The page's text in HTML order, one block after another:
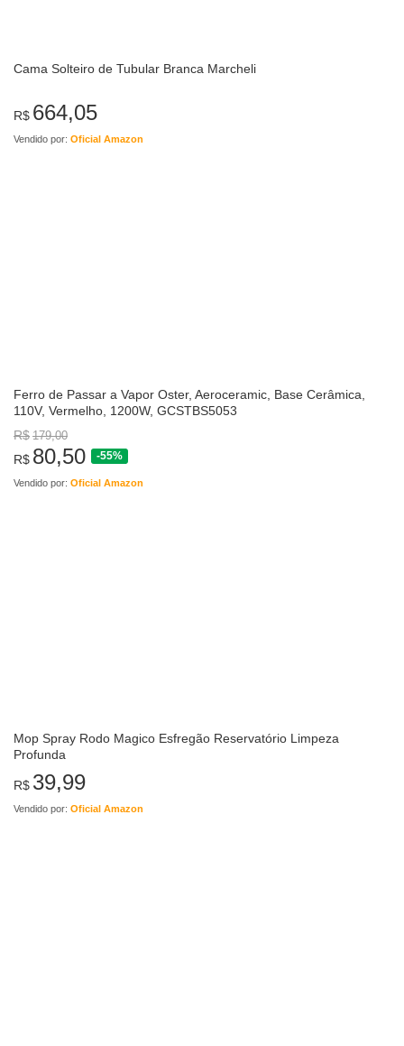
Cama Solteiro de Tubular Branca Marcheli
R$ 664,05
Vendido por: Oficial Amazon
Ferro de Passar a Vapor Oster, Aeroceramic, Base Cerâmica,
110V, Vermelho, 1200W, GCSTBS5053
R$ 179,00
R$ 80,50 -55%
Vendido por: Oficial Amazon
Mop Spray Rodo Magico Esfregão Reservatório Limpeza
Profunda
R$ 39,99
Vendido por: Oficial Amazon